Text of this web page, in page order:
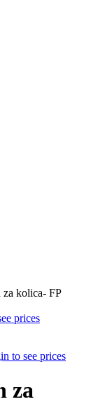
za kolica- FP
prices
to see prices
za